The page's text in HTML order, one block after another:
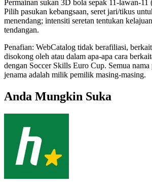
Permainan sukan 3D bola sepak 11-lawan-
Pilih pasukan kebangsaan, seret jari/tikus
menendang; intensiti seretan tentukan
tendangan.
Penafian: WebCatalog tidak berafiliasi,
disokong oleh atau dalam apa-apa cara
dengan Soccer Skills Euro Cup. Semua
jenama adalah milik pemilik masing-masing.
Anda Mungkin Suka